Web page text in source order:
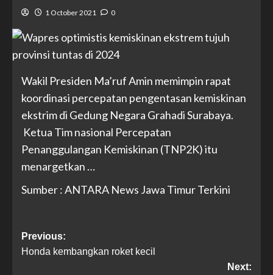
1 October 2021 0
Wakil Presiden Ma’ruf Amin memimpin rapat
koordinasi percepatan pengentasan kemiskinan
ekstrim di Gedung Negara Grahadi Surabaya.
Ketua Tim nasional Percepatan
Penanggulangan Kemiskinan (TNP2K) itu
menargetkan …
Sumber : ANTARA News Jawa Timur Terkini
Previous:
Honda kembangkan roket kecil
Next: